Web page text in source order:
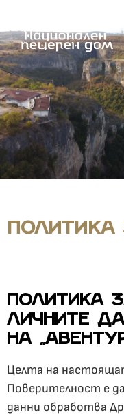
Политика
ПОЛИТИКА
ЛИЧНИТЕ
НА
Целта на
Поверителност е
данни обработва